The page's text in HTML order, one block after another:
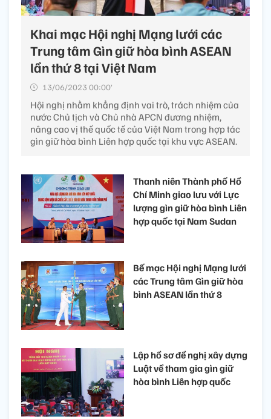
Khai mạc Hội nghị Mạng lưới các
Trung tâm Gìn giữ hòa bình ASEAN
lần thứ 8 tại Việt Nam
13/06/2023 00:00’
Hội nghị nhằm khẳng định vai trò, trách nhiệm của
nước Chủ tịch và Chủ nhà APCN đương nhiệm,
nâng cao vị thế quốc tế của Việt Nam trong hợp tác
gìn giữ hòa bình Liên hợp quốc tại khu vực ASEAN.
Thanh niên Thành phố Hồ
Chí Minh giao lưu với Lực
lượng gìn giữ hòa bình Liên
hợp quốc tại Nam Sudan
Bế mạc Hội nghị Mạng lưới
các Trung tâm Gìn giữ hòa
bình ASEAN lần thứ 8
Lập hồ sơ đề nghị xây dựng
Luật về tham gia gìn giữ
hòa bình Liên hợp quốc